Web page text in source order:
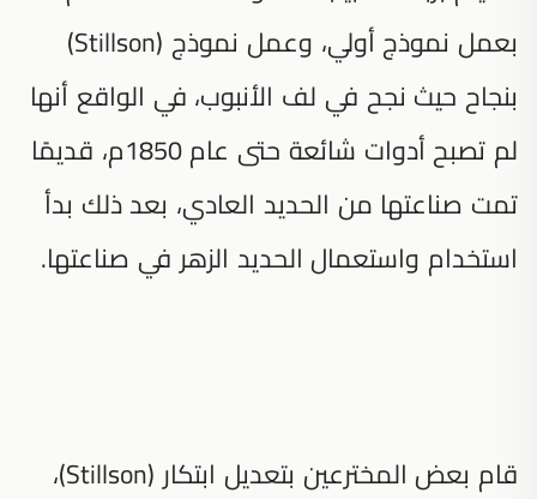
بعمل نموذج أولي، وعمل نموذج (Stillson)
بنجاح حيث نجح في لف الأنبوب، في الواقع أنها
لم تصبح أدوات شائعة حتى عام 1850م، قديمًا
تمت صناعتها من الحديد العادي، بعد ذلك بدأ
استخدام واستعمال الحديد الزهر في صناعتها.
قام بعض المخترعين بتعديل ابتكار (Stillson)،